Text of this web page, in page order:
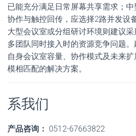
已能充分满足日常屏幕共享需求；
协作与触控回传，应选择2路并发设
大型会议室或分组研讨环境则建议
多团队同时接入时的资源竞争问题
自身会议室容量、协作模式及未来
模相匹配的解决方案。
系我们
产品咨询： 0512-67663822